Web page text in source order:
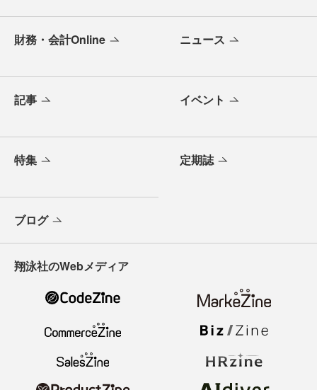
財務・会計Online ニュース
記事 イベント
特集 定期誌
ブログ
翔泳社のWebメディア